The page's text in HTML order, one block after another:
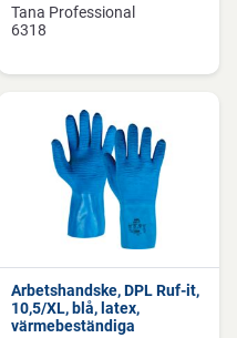
Tana Professional
6318
Arbetshandske, DPL Ruf-it,
10,5/XL, blå, latex,
värmebeständiga